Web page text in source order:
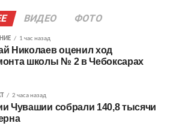
ВИДЕО ФОТО
1 час назад
Николаев оценил ход
школы № 2 в Чебоксарах
2 часа назад
Чувашии собрали 140,8 тысячи